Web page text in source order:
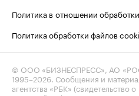
Политика в отношении
Политика обработки файлов
© ООО «БИЗНЕСПРЕСС», АО
1995–2026. Сообщения и
агентства «РБК» (свидетельство